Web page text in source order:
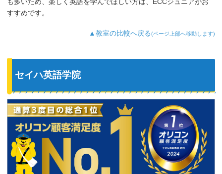
すすめです。
▲教室の比較へ戻る(ページ上部へ移動します)
セイハ英語学院